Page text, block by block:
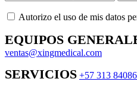
Autorizo ​​el uso de mis datos
EQUIPOS
ventas@xingmedical.com
SERVICIOS +57 313